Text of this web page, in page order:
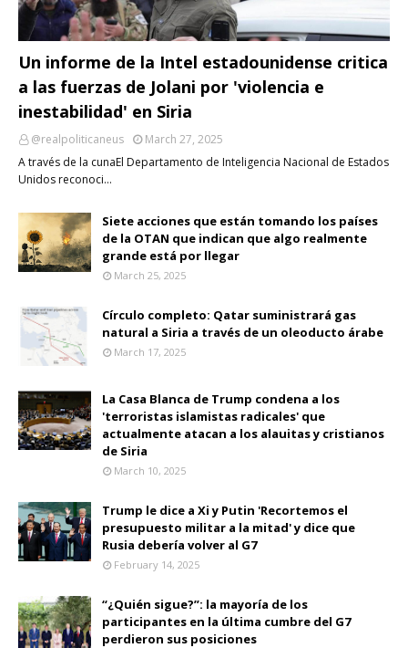
Un informe de la Intel estadounidense critica
a las fuerzas de Jolani por 'violencia e
inestabilidad' en Siria
@realpoliticaneus
March 27, 2025
A través de la cunaEl Departamento de Inteligencia Nacional de Estados
Unidos reconoci…
Siete acciones que están tomando los países
de la OTAN que indican que algo realmente
grande está por llegar
March 25, 2025
Círculo completo: Qatar suministrará gas
natural a Siria a través de un oleoducto árabe
March 17, 2025
La Casa Blanca de Trump condena a los
'terroristas islamistas radicales' que
actualmente atacan a los alauitas y cristianos
de Siria
March 10, 2025
Trump le dice a Xi y Putin 'Recortemos el
presupuesto militar a la mitad' y dice que
Rusia debería volver al G7
February 14, 2025
“¿Quién sigue?”: la mayoría de los
participantes en la última cumbre del G7
perdieron sus posiciones